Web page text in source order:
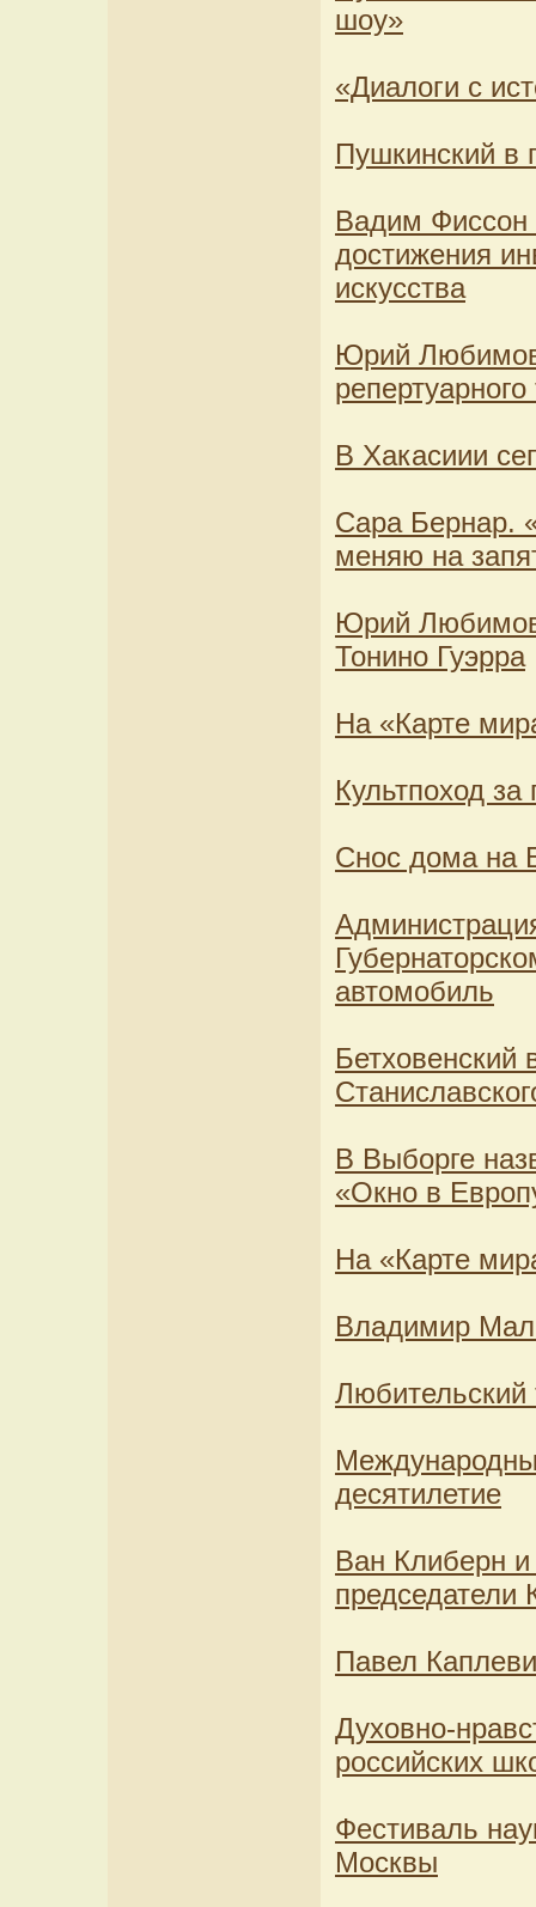
шоу»
«Диалоги с
Пушкинский в
Вадим
достижения
искусства
Юрий
репертуарного
В Хакасиии
Сара Бернар.
меняю на
Юрий Любимов
Тонино Гуэрра
На «Карте
Культпоход
Снос дома на
автомобиль
Бетховенский
В Выборге
«Окно в
На «Карте
Владимир
Любительский
десятилетие
Ван Клиберн
председатели
Павел
Духовно-
российских
Фестиваль
Москвы